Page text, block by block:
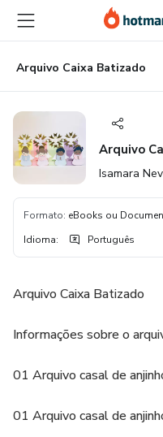
para
conteúdo
principal
para
pagamento
para
rodapé
Arquivo Caixa Batizado
Arquivo
Isamara
Formato: eBooks ou
Idioma: Português
Arquivo Caixa Batizado
Informações sobre o
01 Arquivo casal de
01 Arquivo casal de